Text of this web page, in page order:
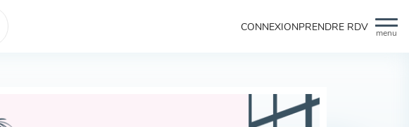
menu
CONNEXIONPRENDRE RDV